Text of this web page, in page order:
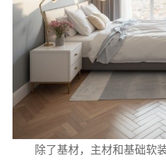
除了基材，主材和基础软